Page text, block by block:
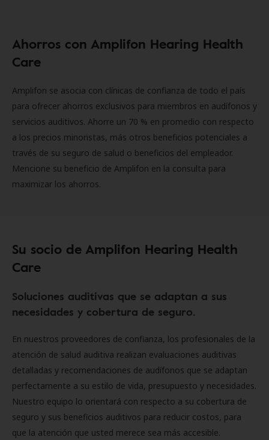
Ahorros con Amplifon Hearing Health
Care
Amplifon se asocia con clínicas de confianza de todo el país
para ofrecer ahorros exclusivos para miembros en audífonos y
servicios auditivos. Ahorre un 70 % en promedio con respecto
a los precios minoristas, más otros beneficios potenciales a
través de su seguro de salud o beneficios del empleador.
Mencione su beneficio de Amplifon en la consulta para
maximizar los ahorros.
Su socio de Amplifon Hearing Health
Care
Soluciones auditivas que se adaptan a sus
necesidades y cobertura de seguro.
En nuestros proveedores de confianza, los profesionales de la
atención de salud auditiva realizan evaluaciones auditivas
detalladas y recomendaciones de audífonos que se adaptan
perfectamente a su estilo de vida, presupuesto y necesidades.
Nuestro equipo lo orientará con respecto a su cobertura de
seguro y sus beneficios auditivos para reducir costos, para
que la atención que usted merece sea más accesible.